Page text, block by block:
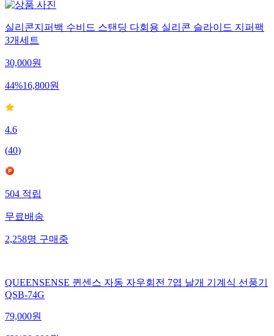
실리콘지퍼백 수비드 스탠딩 다회용 실리콘 슬라이드 지퍼팩
3개세트
30,000원
44%16,800원
4.6
(40)
504적립
무료배송
2,258명구매중
QUEENSENSE 퀸센스 자동 자우회전 7엽 날개 기계식 선풍기
QSB-74G
79,000원